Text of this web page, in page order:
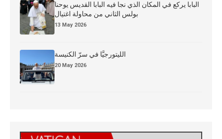
البابا يركع في المكان الذي نجا فيه البابا القديس يوحنا
بولس الثاني من محاولة اغتيال
13 May 2026
الليتورجيَّا في سرّ الكنيسة
20 May 2026